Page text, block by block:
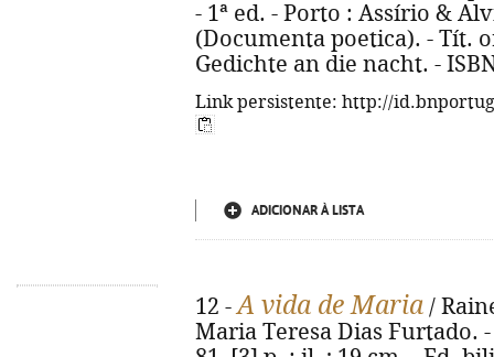
- 1ª ed. - Porto : Assírio &
(Documenta poetica). - Tít.
Gedichte an die nacht. -
Link persistente: http://
ADICIONAR À LISTA
12 -A vida de Maria /
Maria Teresa Dias Furtado.